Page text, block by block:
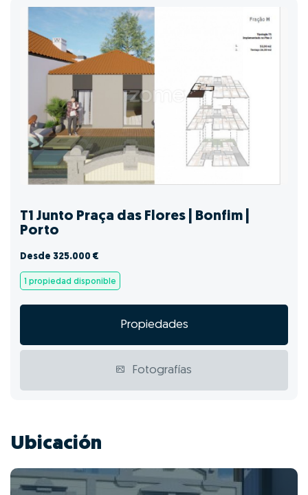
T1 Junto Praça das Flores | Bonfim |
Porto
Desde 325.000 €
1 propiedad disponible
Propiedades
Fotografías
Ubicación